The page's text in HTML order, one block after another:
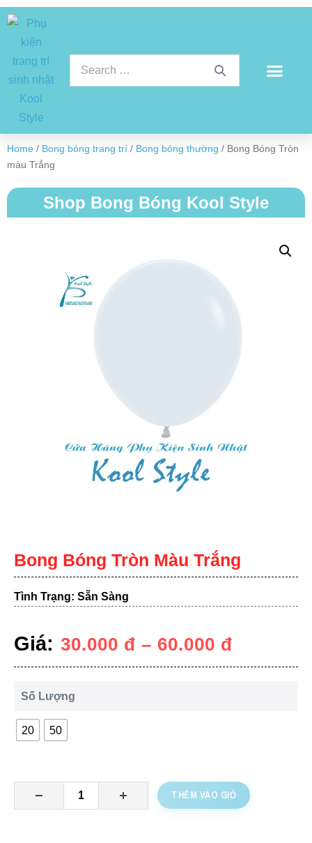
Home / Bong bóng trang trí / Bong bóng thường / Bong Bóng Tròn
màu Trắng
Shop Bong Bóng Kool Style
Bong Bóng Tròn Màu Trắng
Tình Trạng: Sẵn Sàng
Giá: 30.000 đ – 60.000 đ
Số Lượng
20 50
THÊM VÀO GIỎ